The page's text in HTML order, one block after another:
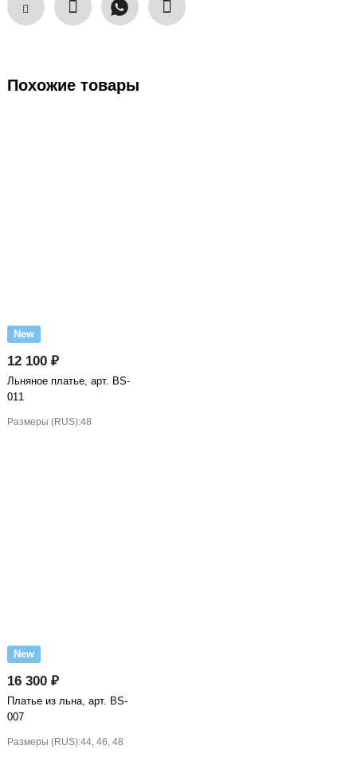
Похожие товары
New
12 100 ₽
Льняное платье, арт. BS-
011
Размеры (RUS):48
New
16 300 ₽
Платье из льна, арт. BS-
007
Размеры (RUS):44, 46, 48